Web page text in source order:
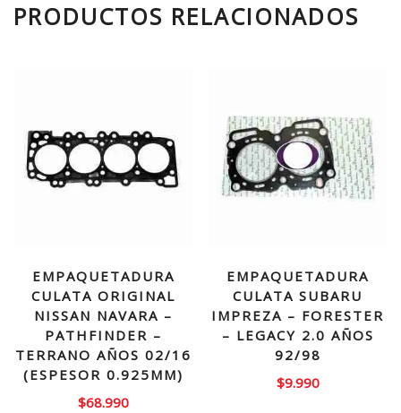
PRODUCTOS RELACIONADOS
EMPAQUETADURA
CULATA ORIGINAL
NISSAN NAVARA –
PATHFINDER –
TERRANO AÑOS 02/16
(ESPESOR 0.925MM)
$68.990
EMPAQUETADURA
CULATA SUBARU
IMPREZA – FORESTER
– LEGACY 2.0 AÑOS
92/98
$9.990